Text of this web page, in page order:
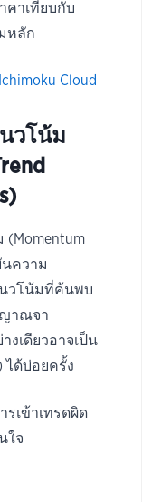
คาเทียบกับ
หลัก
Cloud
วโน้ม
(Momentum
นความ
วโน้มที่ค้นพบ
ญาณจา
งเดียวอาจเป็น
ได้บ่อยครั้ง
รเข้าเทรดผิด
ใจ